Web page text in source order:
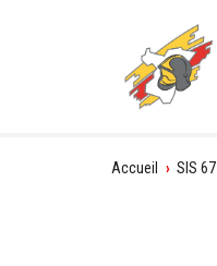
Vous
Accueil › SIS 67